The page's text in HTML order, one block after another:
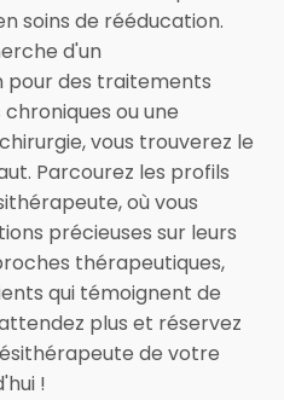
soins de rééducation.
d'un
pour des traitements
ou une
vous trouverez le
Parcourez les profils
où vous
précieuses sur leurs
thérapeutiques,
qui témoignent de
plus et réservez
de votre
!